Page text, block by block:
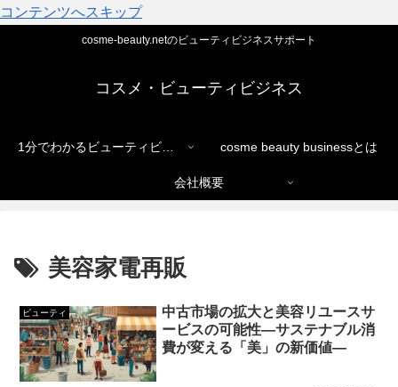
コンテンツへスキップ
cosme-beauty.netのビューティビジネスサポート
コスメ・ビューティビジネス
1分でわかるビューティビジネス cosme beauty businessとは
会社概要
美容家電再販
ビューティ
中古市場の拡大と美容リユースサ
ービスの可能性―サステナブル消
費が変える「美」の新価値―